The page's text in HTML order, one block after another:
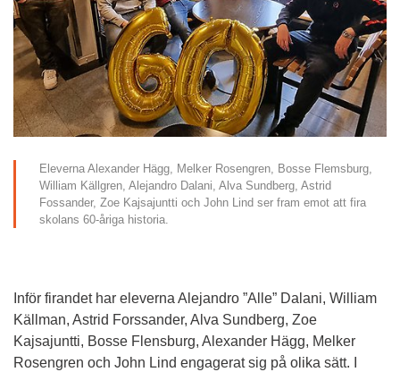
Eleverna Alexander Hägg, Melker Rosengren, Bosse Flemsburg,
William Källgren, Alejandro Dalani, Alva Sundberg, Astrid
Fossander, Zoe Kajsajuntti och John Lind ser fram emot att fira
skolans 60-åriga historia.
Inför firandet har eleverna Alejandro ”Alle” Dalani, William
Källman, Astrid Forssander, Alva Sundberg, Zoe
Kajsajuntti, Bosse Flensburg, Alexander Hägg, Melker
Rosengren och John Lind engagerat sig på olika sätt. I